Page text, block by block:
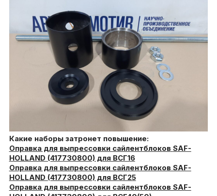
Какие наборы затронет повышение:
Оправка для выпрессовки сайлентблоков SAF-
HOLLAND (417730800) для ВСГ16
Оправка для выпрессовки сайлентблоков SAF-
HOLLAND (417730800) для ВСГ25
Оправка для выпрессовки сайлентблоков SAF-